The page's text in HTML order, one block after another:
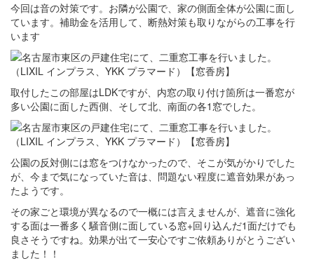
今回は音の対策です。お隣が公園で、家の側面全体が公園に面し
ています。補助金を活用して、断熱対策も取りながらの工事を行
います
取付したこの部屋はLDKですが、内窓の取り付け箇所は一番窓が
多い公園に面した西側、そして北、南面の各1窓でした。
公園の反対側には窓をつけなかったので、そこが気がかりでした
が、今まで気になっていた音は、問題ない程度に遮音効果があっ
たようです。
その家ごと環境が異なるので一概には言えませんが、遮音に強化
する面は一番多く騒音側に面している窓+回り込んだ1面だけでも
良さそうですね。効果が出て一安心ですご依頼ありがとうござい
ました！！